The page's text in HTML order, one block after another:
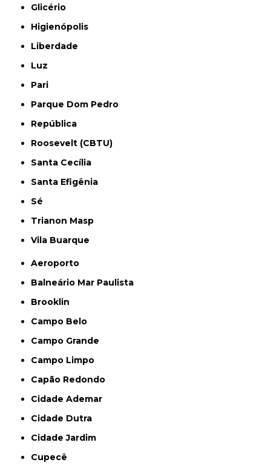
Glicério
Higienópolis
Liberdade
Luz
Pari
Parque Dom Pedro
República
Roosevelt (CBTU)
Santa Cecília
Santa Efigênia
Sé
Trianon Masp
Vila Buarque
Aeroporto
Balneário Mar Paulista
Brooklin
Campo Belo
Campo Grande
Campo Limpo
Capão Redondo
Cidade Ademar
Cidade Dutra
Cidade Jardim
Cupecê